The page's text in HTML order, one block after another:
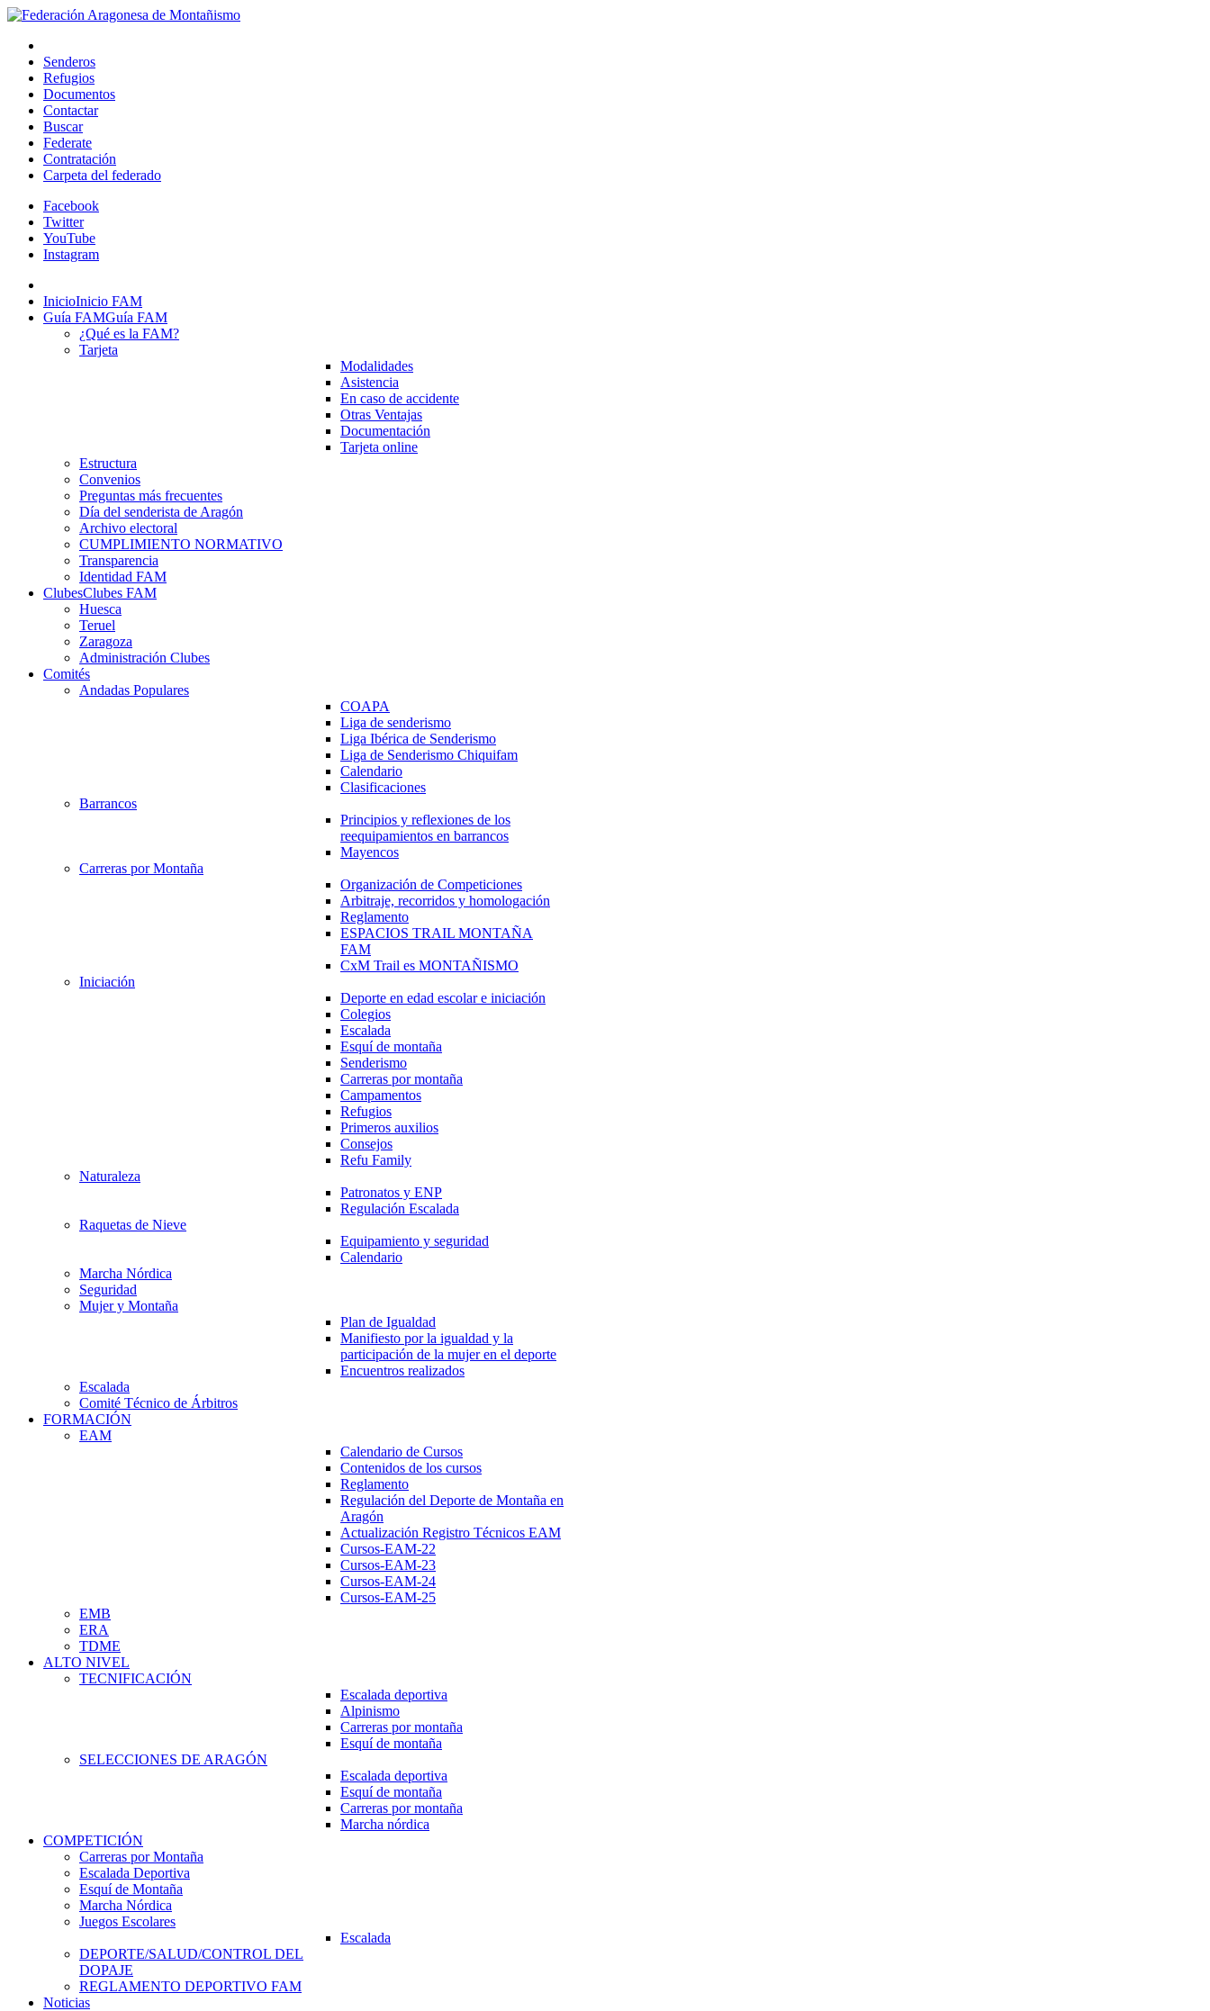
Senderos
Refugios
Documentos
Contactar
Buscar
Federate
Contratación
Carpeta del federado
Facebook
Twitter
YouTube
Instagram
InicioInicio FAM
Guía FAMGuía FAM
¿Qué es la FAM?
Tarjeta
Modalidades
Asistencia
En caso de accidente
Otras Ventajas
Documentación
Tarjeta online
Estructura
Convenios
Preguntas más frecuentes
Día del senderista de Aragón
Archivo electoral
CUMPLIMIENTO NORMATIVO
Transparencia
Identidad FAM
ClubesClubes FAM
Huesca
Teruel
Zaragoza
Administración Clubes
Comités
Andadas Populares
COAPA
Liga de senderismo
Liga Ibérica de Senderismo
Liga de Senderismo Chiquifam
Calendario
Clasificaciones
Barrancos
Principios y reflexiones de los
reequipamientos en barrancos
Mayencos
Carreras por Montaña
Organización de Competiciones
Arbitraje, recorridos y homologación
Reglamento
ESPACIOS TRAIL MONTAÑA
FAM
CxM Trail es MONTAÑISMO
Iniciación
Deporte en edad escolar e iniciación
Colegios
Escalada
Esquí de montaña
Senderismo
Carreras por montaña
Campamentos
Refugios
Primeros auxilios
Consejos
Refu Family
Naturaleza
Patronatos y ENP
Regulación Escalada
Raquetas de Nieve
Equipamiento y seguridad
Calendario
Marcha Nórdica
Seguridad
Mujer y Montaña
Plan de Igualdad
Manifiesto por la igualdad y la
participación de la mujer en el deporte
Encuentros realizados
Escalada
Comité Técnico de Árbitros
FORMACIÓN
EAM
Calendario de Cursos
Contenidos de los cursos
Reglamento
Regulación del Deporte de Montaña en
Aragón
Actualización Registro Técnicos EAM
Cursos-EAM-22
Cursos-EAM-23
Cursos-EAM-24
Cursos-EAM-25
EMB
ERA
TDME
ALTO NIVEL
TECNIFICACIÓN
Escalada deportiva
Alpinismo
Carreras por montaña
Esquí de montaña
SELECCIONES DE ARAGÓN
Escalada deportiva
Esquí de montaña
Carreras por montaña
Marcha nórdica
COMPETICIÓN
Carreras por Montaña
Escalada Deportiva
Esquí de Montaña
Marcha Nórdica
Juegos Escolares
Escalada
DEPORTE/SALUD/CONTROL DEL
DOPAJE
REGLAMENTO DEPORTIVO FAM
Noticias